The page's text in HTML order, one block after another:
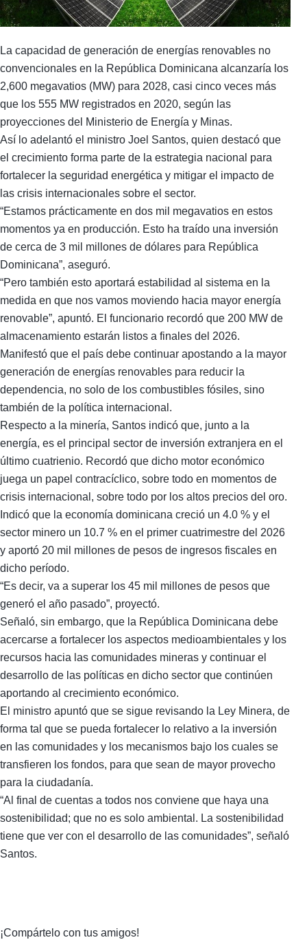
La capacidad de generación de energías renovables no
convencionales en la República Dominicana alcanzaría los
2,600 megavatios (MW) para 2028, casi cinco veces más
que los 555 MW registrados en 2020, según las
proyecciones del Ministerio de Energía y Minas.
Así lo adelantó el ministro Joel Santos, quien destacó que
el crecimiento forma parte de la estrategia nacional para
fortalecer la seguridad energética y mitigar el impacto de
las crisis internacionales sobre el sector.
“Estamos prácticamente en dos mil megavatios en estos
momentos ya en producción. Esto ha traído una inversión
de cerca de 3 mil millones de dólares para República
Dominicana”, aseguró.
“Pero también esto aportará estabilidad al sistema en la
medida en que nos vamos moviendo hacia mayor energía
renovable”, apuntó. El funcionario recordó que 200 MW de
almacenamiento estarán listos a finales del 2026.
Manifestó que el país debe continuar apostando a la mayor
generación de energías renovables para reducir la
dependencia, no solo de los combustibles fósiles, sino
también de la política internacional.
Respecto a la minería, Santos indicó que, junto a la
energía, es el principal sector de inversión extranjera en el
último cuatrienio. Recordó que dicho motor económico
juega un papel contracíclico, sobre todo en momentos de
crisis internacional, sobre todo por los altos precios del oro.
Indicó que la economía dominicana creció un 4.0 % y el
sector minero un 10.7 % en el primer cuatrimestre del 2026
y aportó 20 mil millones de pesos de ingresos fiscales en
dicho período.
“Es decir, va a superar los 45 mil millones de pesos que
generó el año pasado”, proyectó.
Señaló, sin embargo, que la República Dominicana debe
acercarse a fortalecer los aspectos medioambientales y los
recursos hacia las comunidades mineras y continuar el
desarrollo de las políticas en dicho sector que continúen
aportando al crecimiento económico.
El ministro apuntó que se sigue revisando la Ley Minera, de
forma tal que se pueda fortalecer lo relativo a la inversión
en las comunidades y los mecanismos bajo los cuales se
transfieren los fondos, para que sean de mayor provecho
para la ciudadanía.
“Al final de cuentas a todos nos conviene que haya una
sostenibilidad; que no es solo ambiental. La sostenibilidad
tiene que ver con el desarrollo de las comunidades”, señaló
Santos.
¡Compártelo con tus amigos!